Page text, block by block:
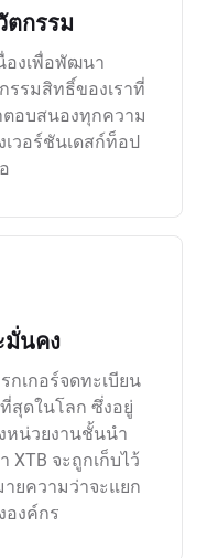
กรรม
องเพื่อพัฒนา
รรมสิทธิ์ของเราที่
ตอบสนองทุกความ
วอร์ชันเดสก์ท็อป
มั่นคง
กเกอร์จดทะเบียน
ดในโลก ซึ่งอยู่
หน่วยงานชั้นนำ
XTB จะถูกเก็บไว้
ยความว่าจะแยก
องค์กร